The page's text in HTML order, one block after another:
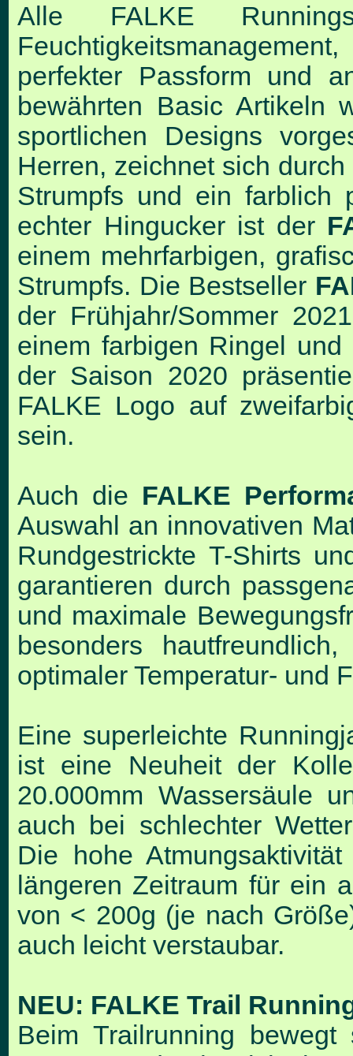
Alle FALKE
perfekter Passform und
bewährten Basic Artikeln
sportlichen Designs
Herren, zeichnet sich
Strumpfs und ein farblich
echter Hingucker ist der
einem mehrfarbigen,
Strumpfs. Die Bestseller
der Frühjahr/Sommer
einem farbigen Ringel
der Saison 2020
FALKE Logo auf
sein.
Auch die FALKE
Auswahl an innovativen
Rundgestrickte T-Shirts
garantieren durch
und maximale
besonders
optimaler Temperatur- und
Eine superleichte
ist eine Neuheit der
20.000mm Wassersäule
auch bei schlechter
Die hohe
längeren Zeitraum für ein
von < 200g (je nach
auch leicht verstaubar.
NEU: FALKE Trail
Beim Trailrunning